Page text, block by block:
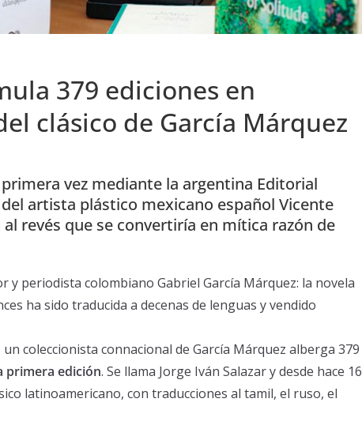
379 ediciones en
clásico de García Márquez
vez mediante la argentina Editorial
artista plástico mexicano español Vicente
revés que se convertiría en mítica razón de
y periodista colombiano Gabriel García Márquez: la novela
ha sido traducida a decenas de lenguas y vendido
coleccionista connacional de García Márquez alberga 379
primera edición. Se llama Jorge Iván Salazar y desde hace 16
latinoamericano, con traducciones al tamil, el ruso, el